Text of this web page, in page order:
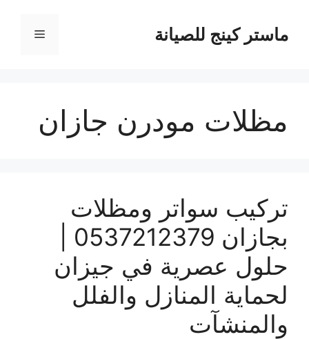
المحتوىماستر كينج للصيانة القائمة
مظلات مودرن جازان
تركيب سواتر ومظلات
حلول عصرية في جيزان
لحماية المنازل والفلل
والمنشآت